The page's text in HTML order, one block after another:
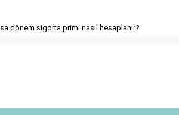
dönem sigorta primi nasıl hesaplanır?